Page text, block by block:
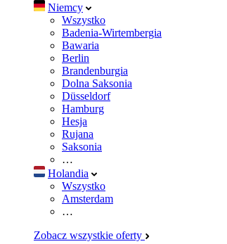
Niemcy
Wszystko
Badenia-Wirtembergia
Bawaria
Berlin
Brandenburgia
Dolna Saksonia
Düsseldorf
Hamburg
Hesja
Rujana
Saksonia
…
Holandia
Wszystko
Amsterdam
…
Zobacz wszystkie oferty